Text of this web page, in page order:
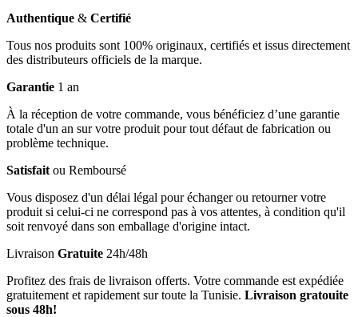
Authentique & Certifié
Tous nos produits sont 100% originaux, certifiés et issus directement
des distributeurs officiels de la marque.
Garantie 1 an
À la réception de votre commande, vous bénéficiez d’une garantie
totale d'un an sur votre produit pour tout défaut de fabrication ou
problème technique.
Satisfait ou Remboursé
Vous disposez d'un délai légal pour échanger ou retourner votre
produit si celui-ci ne correspond pas à vos attentes, à condition qu'il
soit renvoyé dans son emballage d'origine intact.
Livraison Gratuite 24h/48h
Profitez des frais de livraison offerts. Votre commande est expédiée
gratuitement et rapidement sur toute la Tunisie. Livraison gratouite
sous 48h!